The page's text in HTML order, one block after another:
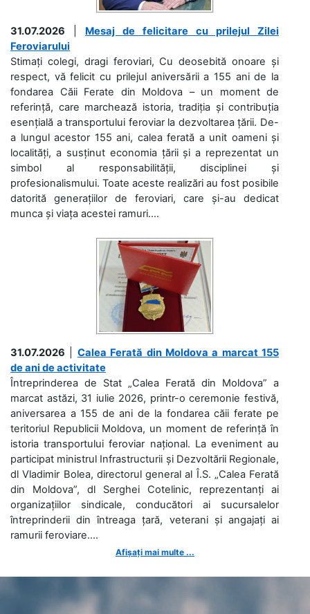
31.07.2026
Mesaj de felicitare cu prilejul Zilei
Feroviarului
Stimați colegi, dragi feroviari, Cu deosebită onoare și
respect, vă felicit cu prilejul aniversării a 155 ani de la
fondarea Căii Ferate din Moldova – un moment de
referință, care marchează istoria, tradiția și contribuția
esențială a transportului feroviar la dezvoltarea țării. De-
a lungul acestor 155 ani, calea ferată a unit oameni și
localități, a susținut economia țării și a reprezentat un
simbol al responsabilității, disciplinei și
profesionalismului. Toate aceste realizări au fost posibile
datorită generațiilor de feroviari, care și-au dedicat
munca și viața acestei ramuri....
31.07.2026
Calea Ferată din Moldova a marcat 155
de ani de activitate
Întreprinderea de Stat „Calea Ferată din Moldova” a
marcat astăzi, 31 iulie 2026, printr-o ceremonie festivă,
aniversarea a 155 de ani de la fondarea căii ferate pe
teritoriul Republicii Moldova, un moment de referință în
istoria transportului feroviar național. La eveniment au
participat ministrul Infrastructurii și Dezvoltării Regionale,
dl Vladimir Bolea, directorul general al Î.S. „Calea Ferată
din Moldova”, dl Serghei Cotelinic, reprezentanți ai
organizațiilor sindicale, conducători ai sucursalelor
întreprinderii din întreaga țară, veterani și angajați ai
ramurii feroviare....
Afișați mai multe ...